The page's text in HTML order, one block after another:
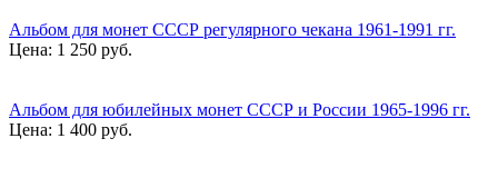
Альбом для монет СССР регулярного чекана 1961-1991 гг.
Цена: 1 250 руб.
Альбом для юбилейных монет СССР и России 1965-1996 гг.
Цена: 1 400 руб.